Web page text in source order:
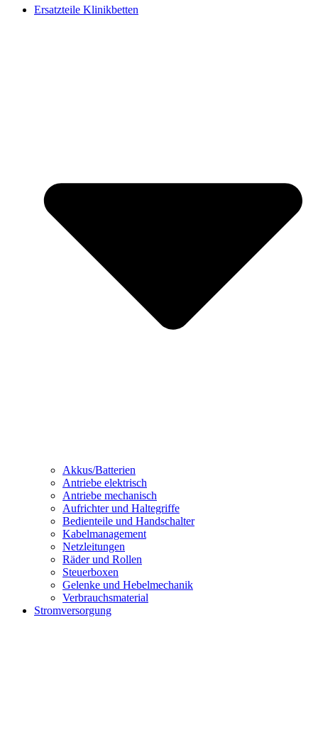
Ersatzteile Klinikbetten
Akkus/Batterien
Antriebe elektrisch
Antriebe mechanisch
Aufrichter und Haltegriffe
Bedienteile und Handschalter
Kabelmanagement
Netzleitungen
Räder und Rollen
Steuerboxen
Gelenke und Hebelmechanik
Verbrauchsmaterial
Stromversorgung